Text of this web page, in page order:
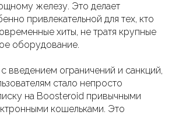
железу. Это делает
привлекательной для тех, кто
хиты, не тратя крупные
оборудование.
введением ограничений и санкций,
стало непросто
на Boosteroid привычными
кошельками. Это